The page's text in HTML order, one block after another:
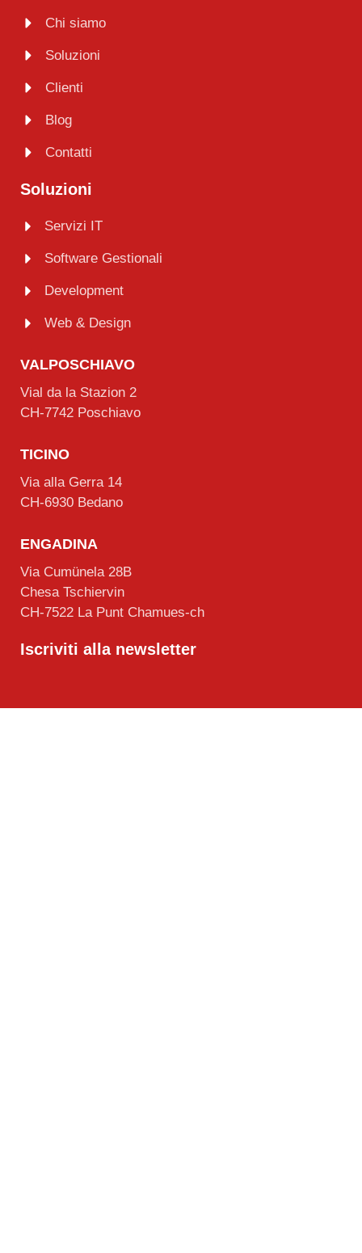
Chi siamo
Soluzioni
Clienti
Blog
Contatti
Soluzioni
Servizi IT
Software Gestionali
Development
Web & Design
VALPOSCHIAVO
Vial da la Stazion 2
CH-7742 Poschiavo
TICINO
Via alla Gerra 14
CH-6930 Bedano
ENGADINA
Via Cumünela 28B
Chesa Tschiervin
CH-7522 La Punt Chamues-ch
Iscriviti alla newsletter